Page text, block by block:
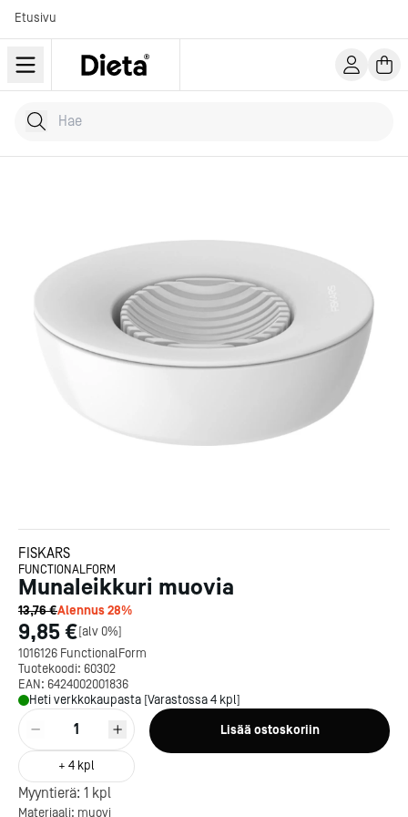
Etusivu
Hae tuotteita
Kirjoita hakusana...
FISKARS
FUNCTIONALFORM
Munaleikkuri muovia
13,76 €Alennus28%
9,85 €[alv 0%]
1016126 FunctionalForm
Tuotekoodi: 60302
EAN: 6424002001836
Heti verkkokaupasta [Varastossa 4 kpl]
1
+ 4 kpl
Lisää ostoskoriin
Myyntierä: 1 kpl
Materiaali: muovi
Kotipizza on vuonna 1987
perustettu yritys, jolla on yli
300 ravintolaa eri puolella